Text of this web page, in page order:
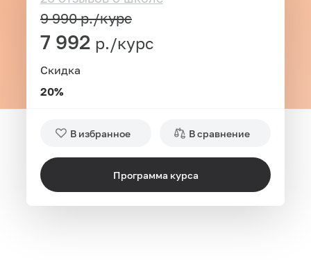
9 990р./курс
7 992 р./курс
Скидка
20%
В избранное В сравнение
Программа курса